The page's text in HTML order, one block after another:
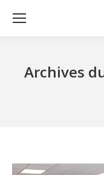
Archives